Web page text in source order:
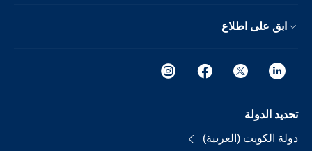
ابق على اطلاع
تحديد الدولة
دولة الكويت (العربية)